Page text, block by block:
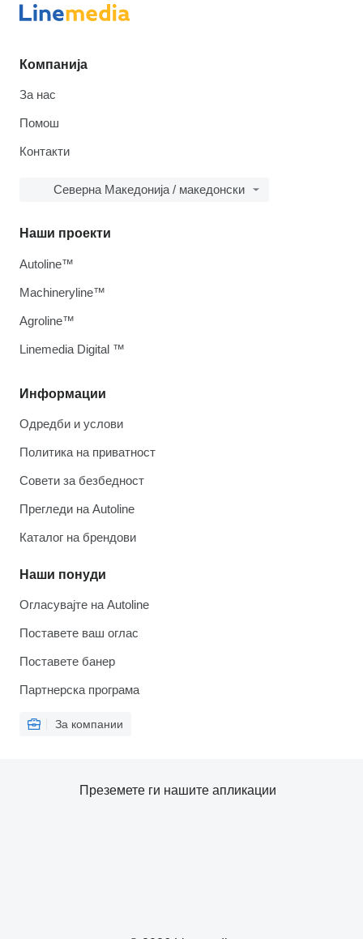
Компанија
За нас
Помош
Контакти
Северна Македонија / македонски
Информации
Одредби и услови
Политика на приватност
Совети за безбедност
Прегледи на Autoline
Каталог на брендови
Наши понуди
Огласувајте на Autoline
Поставете ваш оглас
Поставете банер
Партнерска програма
За компании
Наши проекти
Autoline™
Machineryline™
Agroline™
Linemedia Digital ™
Преземете ги нашите апликации